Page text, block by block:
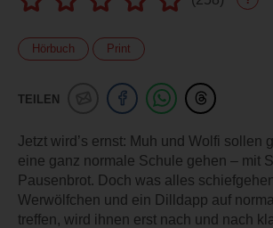
Hörbuch Print
TEILEN
Jetzt wird’s ernst: Muh und Wolfi sollen
eine ganz normale Schule gehen – mit
Pausenbrot. Doch was alles
Werwölfchen und ein Dilldapp auf
treffen, wird ihnen erst nach und nach